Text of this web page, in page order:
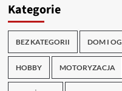
Kategorie
BEZ KATEGORII DOM I
HOBBY MOTORYZACJA